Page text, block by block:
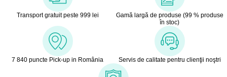
Transport gratuit peste 999 lei
Gamă largă de produse (99 % produse
în stoc)
7 840 puncte Pick-up in România Servis de calitate pentru clienţii noştri